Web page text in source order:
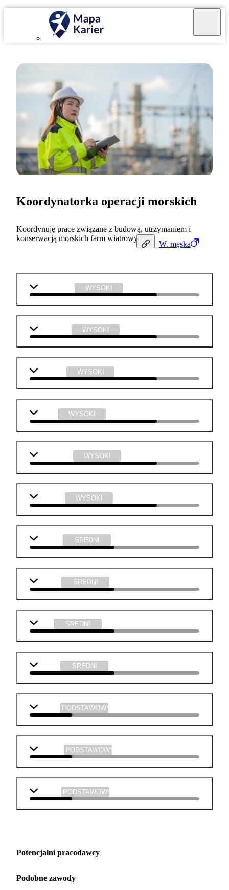
W. męska
Koordynatorka operacji morskich
Koordynuję prace związane z budową, utrzymaniem i
konserwacją morskich farm wiatrowych.
WYSOKI
WYSOKI
WYSOKI
WYSOKI
WYSOKI
WYSOKI
ŚREDNI
ŚREDNI
ŚREDNI
ŚREDNI
PODSTAWOWY
PODSTAWOWY
PODSTAWOWY
Potencjalni pracodawcy
Podobne zawody